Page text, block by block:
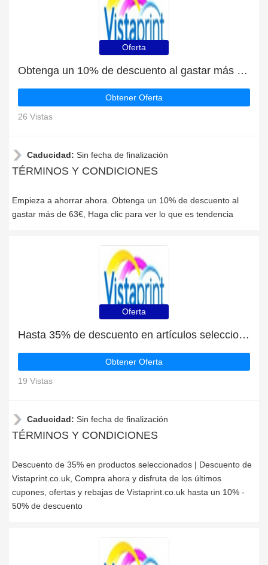
Oferta
Obtenga un 10% de descuento al gastar más de 63€
Obtener Oferta
26 Vistas
Caducidad: Sin fecha de finalización
TÉRMINOS Y CONDICIONES
Empieza a ahorrar ahora. Obtenga un 10% de descuento al
gastar más de 63€, Haga clic para ver lo que es tendencia
Oferta
Hasta 35% de descuento en artículos seleccionados
Obtener Oferta
19 Vistas
Caducidad: Sin fecha de finalización
TÉRMINOS Y CONDICIONES
Descuento de 35% en productos seleccionados | Descuento de
Vistaprint.co.uk, Compra ahora y disfruta de los últimos
cupones, ofertas y rebajas de Vistaprint.co.uk hasta un 10% -
50% de descuento